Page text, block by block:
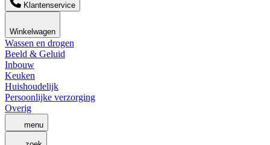
Klantenservice
Winkelwagen
Wassen en drogen
Beeld & Geluid
Inbouw
Keuken
Huishoudelijk
Persoonlijke verzorging
Overig
menu